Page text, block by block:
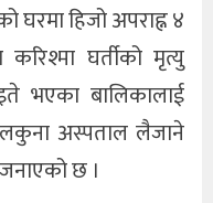
घरमा हिजो अपराह्न ४
करिश्मा घर्तीको मृत्यु
भएका बालिकालाई
अस्पताल लैजाने
छ ।